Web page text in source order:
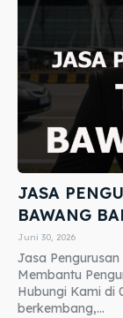
JASA
BAWANG
Juni 30, 2026
Jasa
Membantu
Hubungi Kami di
berkembang,...